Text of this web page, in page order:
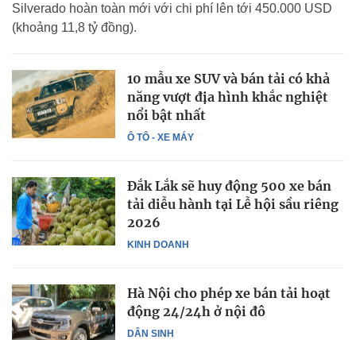
Silverado hoàn toàn mới với chi phí lên tới 450.000 USD
(khoảng 11,8 tỷ đồng).
Ô TÔ - XE MÁY
10 mẫu xe SUV và bán tải có khả
năng vượt địa hình khắc nghiệt
nổi bật nhất
KINH DOANH
Đắk Lắk sẽ huy động 500 xe bán
tải diễu hành tại Lễ hội sầu riêng
2026
DÂN SINH
Hà Nội cho phép xe bán tải hoạt
động 24/24h ở nội đô